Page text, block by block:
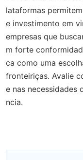
lataformas
e investimento em
empresas que
m forte
ca como uma
fronteiriças. Avalie
e nas necessidades
ncia.